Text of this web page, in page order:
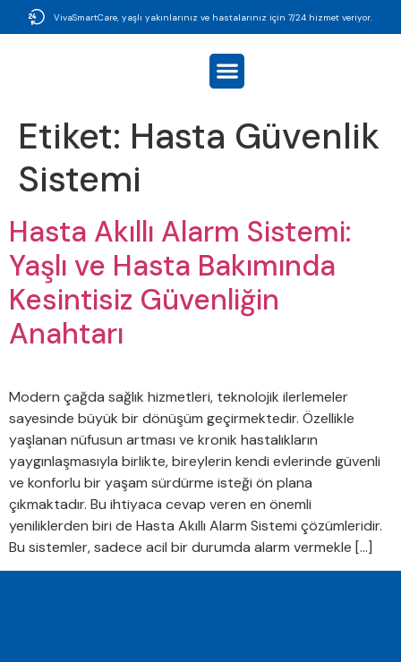
VivaSmartCare, yaşlı yakınlarınız ve hastalarınız için 7/24 hizmet veriyor.
Etiket: Hasta Güvenlik
Sistemi
Hasta Akıllı Alarm Sistemi:
Yaşlı ve Hasta Bakımında
Kesintisiz Güvenliğin
Anahtarı
Modern çağda sağlık hizmetleri, teknolojik ilerlemeler
sayesinde büyük bir dönüşüm geçirmektedir. Özellikle
yaşlanan nüfusun artması ve kronik hastalıkların
yaygınlaşmasıyla birlikte, bireylerin kendi evlerinde güvenli
ve konforlu bir yaşam sürdürme isteği ön plana
çıkmaktadır. Bu ihtiyaca cevap veren en önemli
yeniliklerden biri de Hasta Akıllı Alarm Sistemi çözümleridir.
Bu sistemler, sadece acil bir durumda alarm vermekle […]